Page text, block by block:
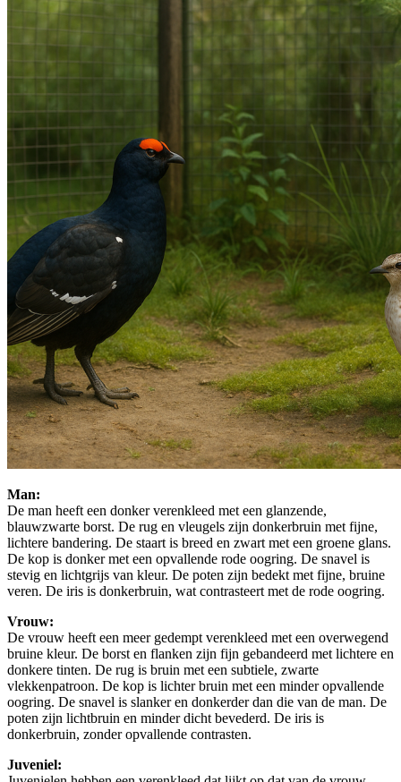
Man:
De man heeft een donker verenkleed met een glanzende,
blauwzwarte borst. De rug en vleugels zijn donkerbruin met fijne,
lichtere bandering. De staart is breed en zwart met een groene glans.
De kop is donker met een opvallende rode oogring. De snavel is
stevig en lichtgrijs van kleur. De poten zijn bedekt met fijne, bruine
veren. De iris is donkerbruin, wat contrasteert met de rode oogring.
Vrouw:
De vrouw heeft een meer gedempt verenkleed met een overwegend
bruine kleur. De borst en flanken zijn fijn gebandeerd met lichtere en
donkere tinten. De rug is bruin met een subtiele, zwarte
vlekkenpatroon. De kop is lichter bruin met een minder opvallende
oogring. De snavel is slanker en donkerder dan die van de man. De
poten zijn lichtbruin en minder dicht bevederd. De iris is
donkerbruin, zonder opvallende contrasten.
Juveniel: